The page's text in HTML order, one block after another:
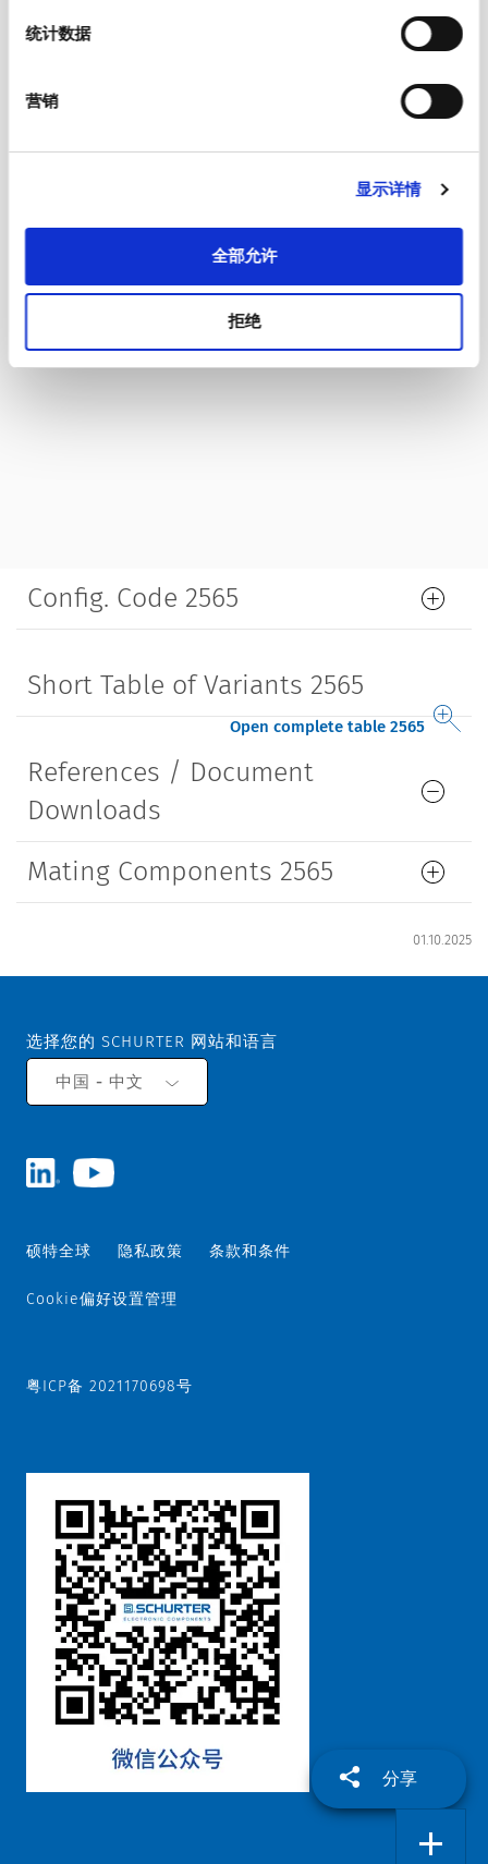
统计数据
营销
显示详情
全部允许
拒绝
cold conditions) pin-temperature 70 °C,
Config. Code 2565
Short Table of Variants 2565
Open complete table 2565
References / Document
Downloads
Mating Components 2565
01.10.2025
分享
选择您的 SCHURTER 网站和语言
中国 - 中文
硕特全球 隐私政策 条款和条件
Cookie偏好设置管理
粤ICP备 2021170698号